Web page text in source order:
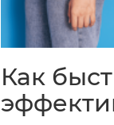
Как